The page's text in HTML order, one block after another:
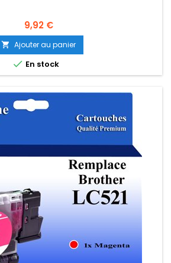
Prix
9,92 €
 Ajouter au panier
 En stock